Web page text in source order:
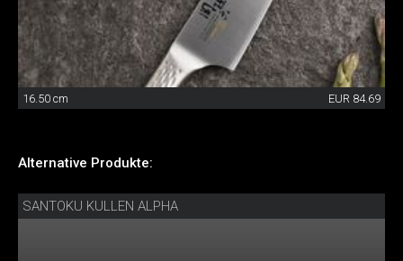
16.50 cm EUR 84.69
Alternative Produkte:
SANTOKU KULLEN ALPHA